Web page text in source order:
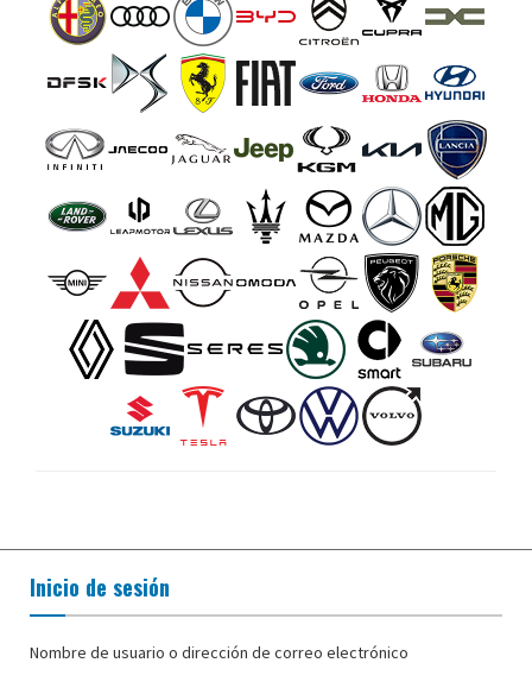
Inicio de sesión
Nombre de usuario o dirección de correo electrónico